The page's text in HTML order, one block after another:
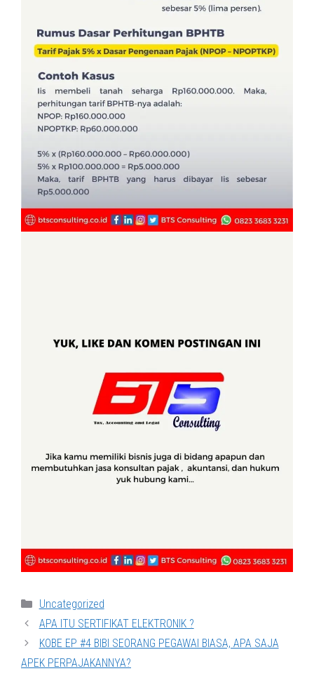
Categories
Uncategorized
APA ITU SERTIFIKAT ELEKTRONIK ?
KOBE EP #4 BIBI SEORANG PEGAWAI BIASA, APA SAJA
APEK PERPAJAKANNYA?